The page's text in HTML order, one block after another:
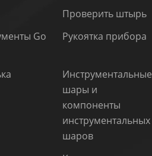
Проверить штырь
Go
Рукоятка прибора
Инструментальные
шары и
компоненты
инструментальных
шаров